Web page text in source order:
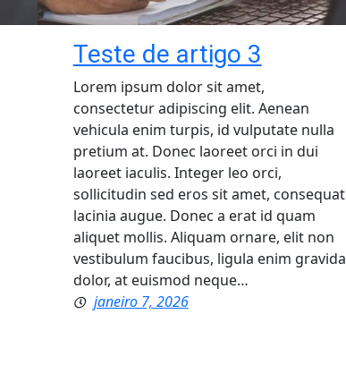
Teste de artigo 3
Lorem ipsum dolor sit amet,
consectetur adipiscing elit. Aenean
vehicula enim turpis, id vulputate nulla
pretium at. Donec laoreet orci in dui
laoreet iaculis. Integer leo orci,
sollicitudin sed eros sit amet, consequat
lacinia augue. Donec a erat id quam
aliquet mollis. Aliquam ornare, elit non
vestibulum faucibus, ligula enim gravida
dolor, at euismod neque…
janeiro 7, 2026